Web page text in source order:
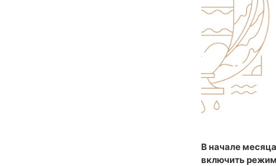
В начале
включить режим